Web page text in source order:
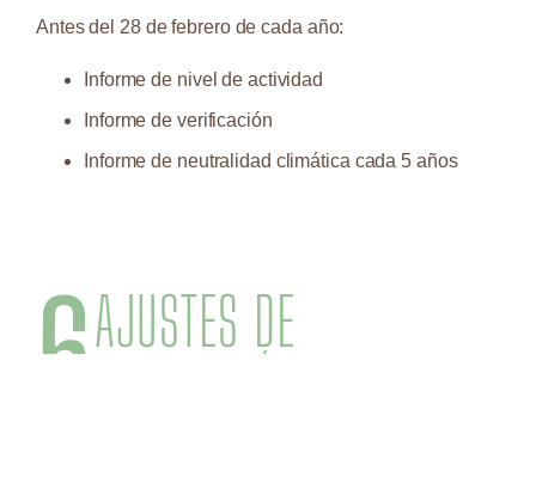
Antes del 28 de febrero de cada año:
Informe de nivel de actividad
Informe de verificación
Informe de neutralidad climática cada 5 años
6AJUSTES DE